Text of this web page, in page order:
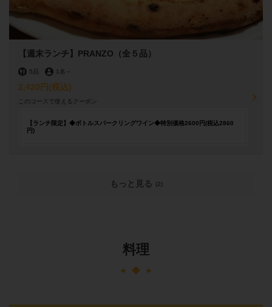
【週末ランチ】PRANZO（全５品）
5品 1名 ～
2,420円 (税込)
このコースで使えるクーポン
【ランチ限定】◆ボトルスパークリングワイン◆特別価格2600円(税込2860
円)
もっと見る (2)
料理